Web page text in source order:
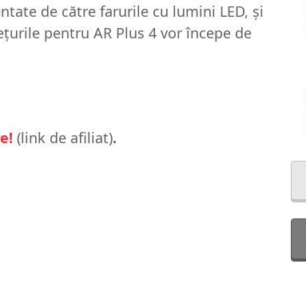
de către farurile cu lumini LED, și
pentru AR Plus 4 vor începe de
(link de afiliat).